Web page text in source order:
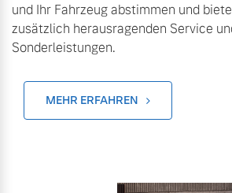
und Ihr Fahrzeug abstimmen und
zusätzlich herausragenden Service
Sonderleistungen.
MEHR ERFAHREN